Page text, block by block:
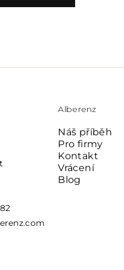
Alberenz
Náš příběh
Pro firmy
Kontakt
Vrácení
Blog